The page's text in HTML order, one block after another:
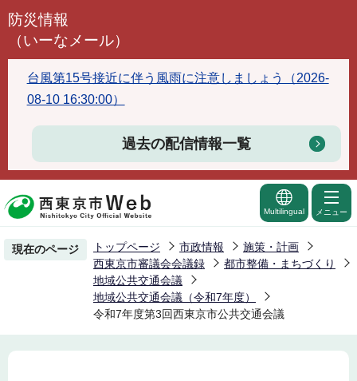
こ
で
す
防災情報
（いーなメール）
台風第15号接近に伴う風雨に注意しましょう（2026-
08-10 16:30:00）
過去の配信情報一覧
Multilingual メニュー
現在のページ トップページ 市政情報
施策・計画
西東京市審議会会議録
都市整備・まちづくり
地域公共交通会議
地域公共交通会議（令和7年度）
令和7年度第3回西東京市公共交通会議